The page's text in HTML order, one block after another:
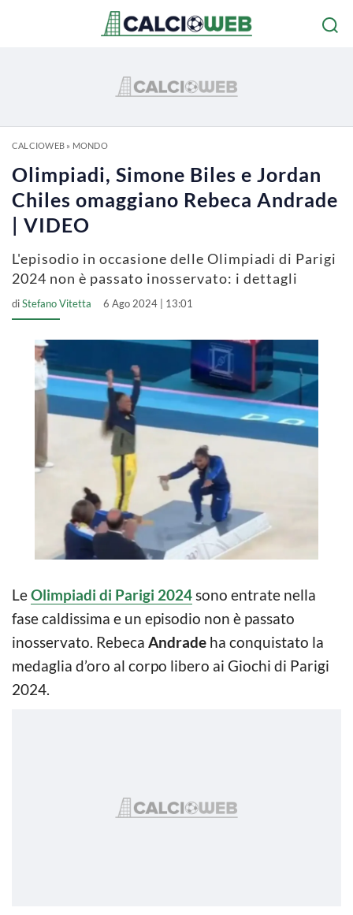
CALCIOWEB» MONDO
Olimpiadi, Simone Biles e Jordan
Chiles omaggiano Rebeca Andrade
| VIDEO
L'episodio in occasione delle Olimpiadi di Parigi
2024 non è passato inosservato: i dettagli
diStefano Vitetta 6 Ago 2024 | 13:01
LeOlimpiadi di Parigi 2024sono entrate nella
fase caldissima e un episodio non è passato
inosservato. Rebeca Andrade ha conquistato la
medaglia d’oro al corpo libero ai Giochi di Parigi
2024.